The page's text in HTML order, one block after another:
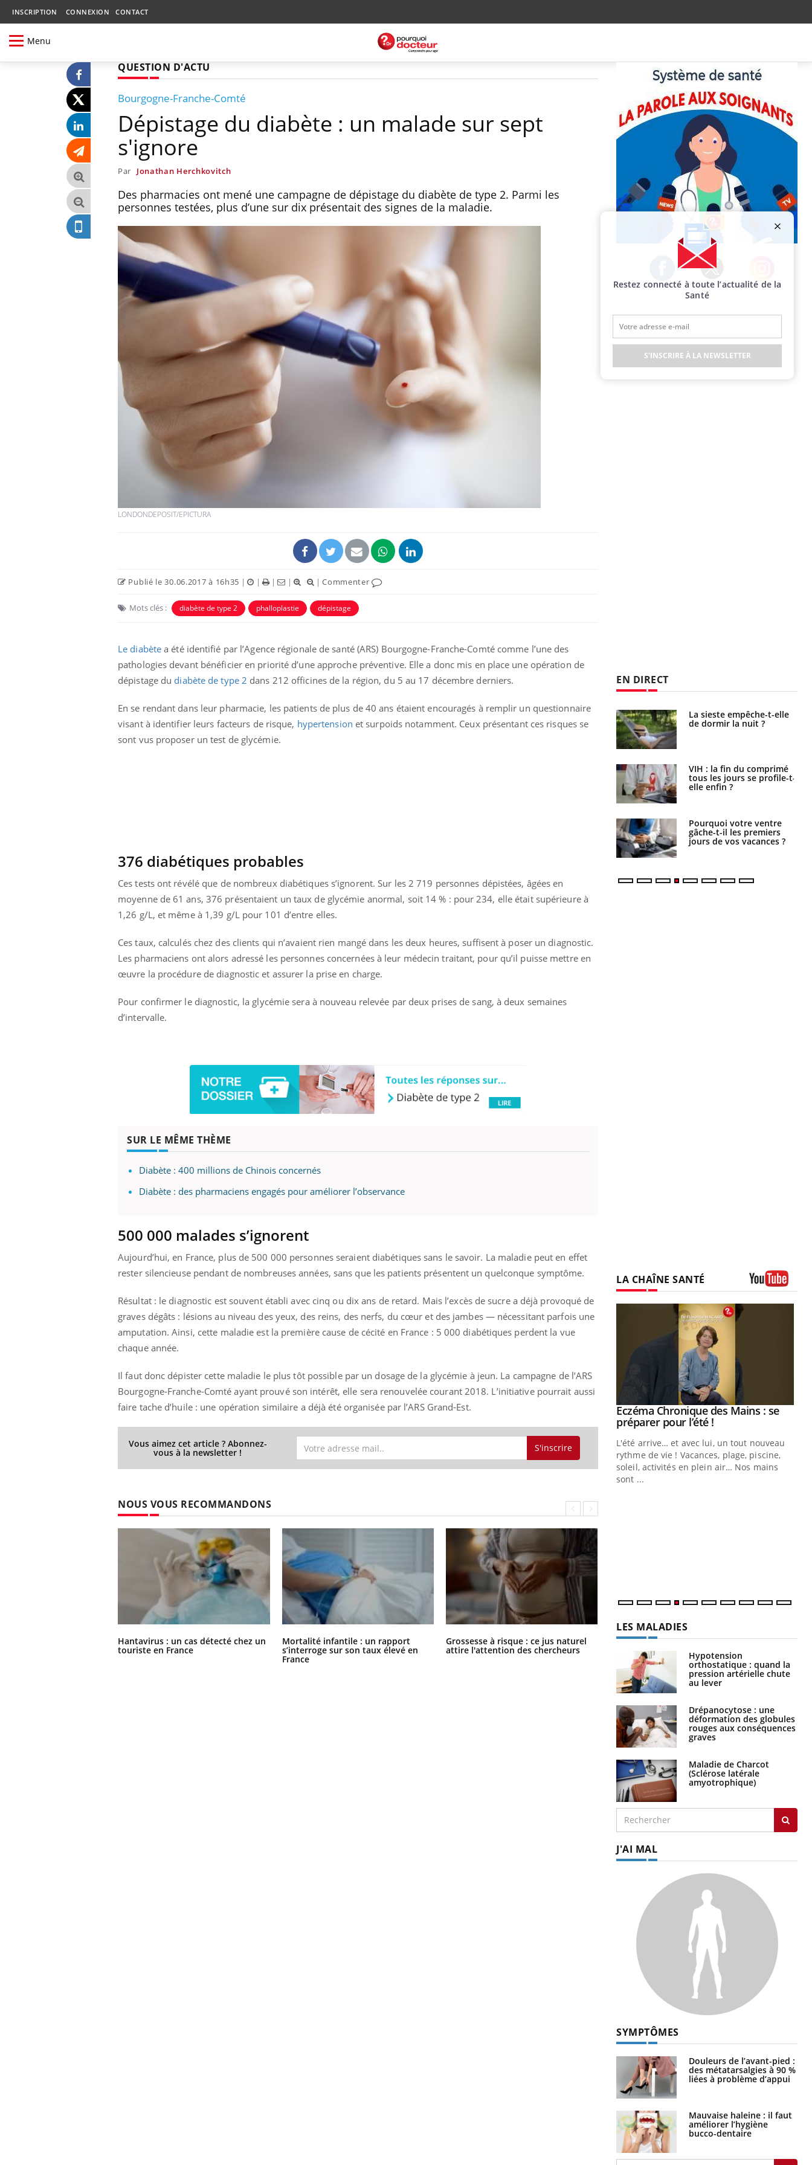
INSCRIPTION CONNEXION CONTACT
Menu
QUESTION D'ACTU
Bourgogne-Franche-Comté
Dépistage du diabète : un malade sur sept
s'ignore
Par Jonathan Herchkovitch
Des pharmacies ont mené une campagne de dépistage du diabète de type 2. Parmi les
personnes testées, plus d’une sur dix présentait des signes de la maladie.
LONDONDEPOSIT/EPICTURA
Publié le 30.06.2017 à 16h35 | | | | |Commenter
Mots clés : diabète de type 2 phalloplastie dépistage
Le diabète a été identifié par l’Agence régionale de santé (ARS) Bourgogne-Franche-Comté comme l’une des
pathologies devant bénéficier en priorité d’une approche préventive. Elle a donc mis en place une opération de
dépistage du diabète de type 2 dans 212 officines de la région, du 5 au 17 décembre derniers.
En se rendant dans leur pharmacie, les patients de plus de 40 ans étaient encouragés à remplir un questionnaire
visant à identifier leurs facteurs de risque, hypertension et surpoids notamment. Ceux présentant ces risques se
sont vus proposer un test de glycémie.
376 diabétiques probables
Ces tests ont révélé que de nombreux diabétiques s’ignorent. Sur les 2 719 personnes dépistées, âgées en
moyenne de 61 ans, 376 présentaient un taux de glycémie anormal, soit 14 % : pour 234, elle était supérieure à
1,26 g/L, et même à 1,39 g/L pour 101 d’entre elles.
Ces taux, calculés chez des clients qui n’avaient rien mangé dans les deux heures, suffisent à poser un diagnostic.
Les pharmaciens ont alors adressé les personnes concernées à leur médecin traitant, pour qu’il puisse mettre en
œuvre la procédure de diagnostic et assurer la prise en charge.
Pour confirmer le diagnostic, la glycémie sera à nouveau relevée par deux prises de sang, à deux semaines
d’intervalle.
SUR LE MÊME THÈME
Diabète : 400 millions de Chinois concernés
Diabète : des pharmaciens engagés pour améliorer l’observance
500 000 malades s’ignorent
Aujourd’hui, en France, plus de 500 000 personnes seraient diabétiques sans le savoir. La maladie peut en effet
rester silencieuse pendant de nombreuses années, sans que les patients présentent un quelconque symptôme.
Résultat : le diagnostic est souvent établi avec cinq ou dix ans de retard. Mais l’excès de sucre a déjà provoqué de
graves dégâts : lésions au niveau des yeux, des reins, des nerfs, du cœur et des jambes — nécessitant parfois une
amputation. Ainsi, cette maladie est la première cause de cécité en France : 5 000 diabétiques perdent la vue
chaque année.
Il faut donc dépister cette maladie le plus tôt possible par un dosage de la glycémie à jeun. La campagne de l’ARS
Bourgogne-Franche-Comté ayant prouvé son intérêt, elle sera renouvelée courant 2018. L’initiative pourrait aussi
faire tache d’huile : une opération similaire a déjà été organisée par l’ARS Grand-Est.
Vous aimez cet article ? Abonnez-
vous à la newsletter ! S'inscrire
NOUS VOUS RECOMMANDONS
Hantavirus : un cas détecté chez un
touriste en France
Mortalité infantile : un rapport
s’interroge sur son taux élevé en
France
Grossesse à risque : ce jus naturel
attire l'attention des chercheurs
Comment oublier les écrans en
Facebook Twitter Instagram
EN DIRECT
Comment oublier les
écrans en vacances ?
Chikungunya, dengue,
West Nile : que se passe-
t-il dans le sud de la
La sieste empêche-t-elle
de dormir la nuit ?
VIH : la fin du comprimé
tous les jours se profile-t-
elle enfin ?
Pourquoi votre ventre
gâche-t-il les premiers
jours de vos vacances ?
Fortes chaleurs :
pourquoi le risque de
Le Viagra pourrait-il
freiner la propagation du
cancer ?
Pourquoi manger moins
de protéines pourrait
finalement être bénéfique
LA CHAÎNE SANTÉ
Carence en fer : comprendre pour
Youtube
même alopécie… Les symptômes de la
carence en fer sont multiples ce qui la rend
Youtube
Insuline & Charge mentale : et si on
En 2026, l'insuline dans le diabète de type 2
reste entourée d'idées reçues chez les
patients comme parfois chez les soignants.
Youtube
Eczéma Chronique des Mains : se
préparer pour l’été !Youtube
L'été arrive… et avec lui, un tout nouveau
rythme de vie ! Vacances, plage, piscine,
soleil, activités en plein air… Nos mains
sont ...
LES MALADIES
Hypotension
orthostatique : quand la
pression artérielle chute
au lever
Drépanocytose : une
déformation des globules
rouges aux conséquences
graves
Maladie de Charcot
(Sclérose latérale
amyotrophique)
J'AI MAL
SYMPTÔMES
Douleurs de l’avant-pied :
des métatarsalgies à 90 %
liées à problème d’appui
Mauvaise haleine : il faut
améliorer l’hygiène
bucco-dentaire
Restez connecté à toute l’actualité de la
Santé
S'INSCRIRE À LA NEWSLETTER